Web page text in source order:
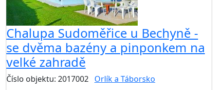
Chalupa Sudoměřice u Bechyně -
se dvěma bazény a pinponkem na
velké zahradě
Číslo objektu: 2017002 Orlík a Táborsko